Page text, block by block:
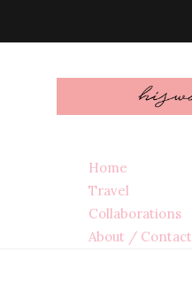
Home
Travel
Collaborations
About / Contact